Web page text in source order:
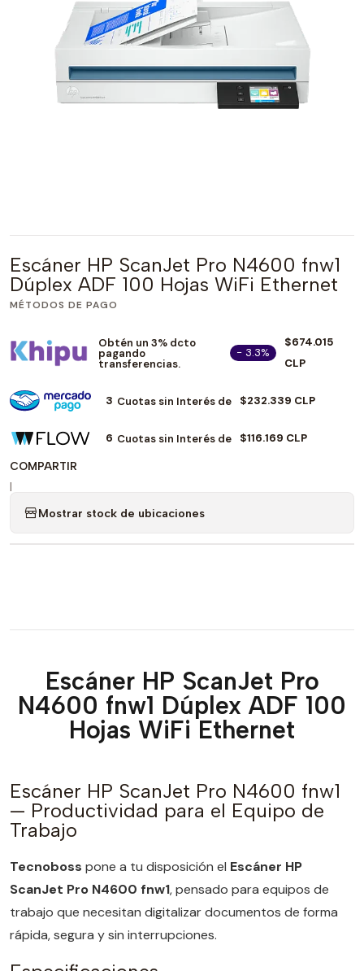
Escáner HP ScanJet Pro N4600 fnw1
Dúplex ADF 100 Hojas WiFi Ethernet
MÉTODOS DE PAGO
Obtén un 3% dcto
pagando
transferencias.
- 3.3%
$674.015
CLP
3 Cuotas sin Interés de $232.339 CLP
6 Cuotas sin Interés de $116.169 CLP
COMPARTIR
|
Mostrar stock de ubicaciones
Escáner HP ScanJet Pro
N4600 fnw1 Dúplex ADF 100
Hojas WiFi Ethernet
Escáner HP ScanJet Pro N4600 fnw1
— Productividad para el Equipo de
Trabajo
Tecnoboss pone a tu disposición el Escáner HP
ScanJet Pro N4600 fnw1, pensado para equipos de
trabajo que necesitan digitalizar documentos de forma
rápida, segura y sin interrupciones.